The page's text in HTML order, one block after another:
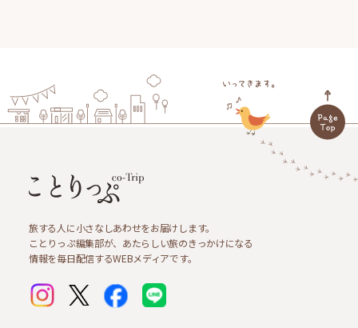
旅する人に小さなしあわせをお届けします。
ことりっぷ編集部が、あたらしい旅のきっかけになる
情報を毎日配信するWEBメディアです。